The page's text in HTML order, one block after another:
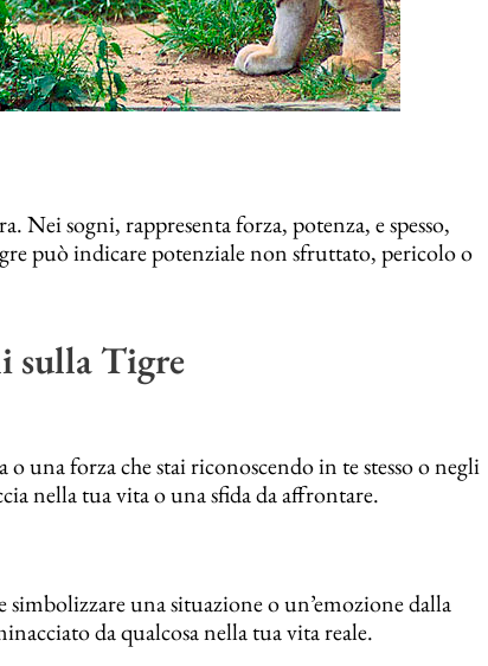
Nei sogni, rappresenta forza, potenza, e spesso,
può indicare potenziale non sfruttato, pericolo o
sulla Tigre
una forza che stai riconoscendo in te stesso o negli
nella tua vita o una sfida da affrontare.
una situazione o un’emozione dalla
da qualcosa nella tua vita reale.